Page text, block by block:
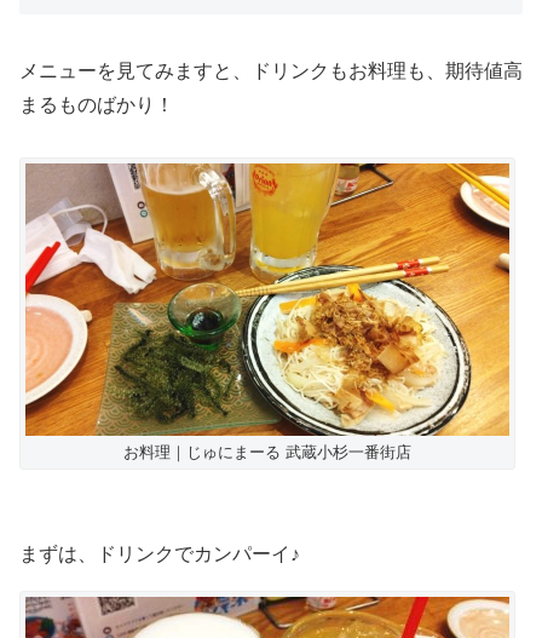
メニューを見てみますと、ドリンクもお料理も、期待値高
まるものばかり！
お料理｜じゅにまーる 武蔵小杉一番街店
まずは、ドリンクでカンパーイ♪